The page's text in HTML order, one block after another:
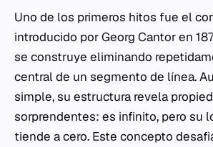
Uno de los primeros hitos fue el
introducido por Georg Cantor en
se construye eliminando
central de un segmento de línea.
simple, su estructura revela
sorprendentes: es infinito, pero su
tiende a cero. Este concepto